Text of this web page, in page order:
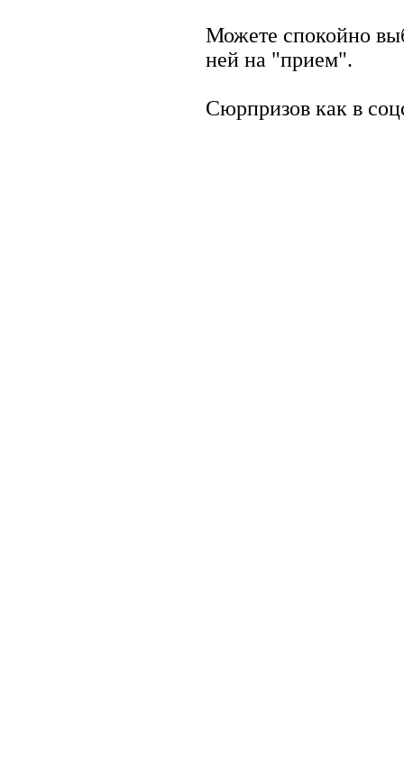
Можете спокойно
ней на "прием".
Сюрпризов как в